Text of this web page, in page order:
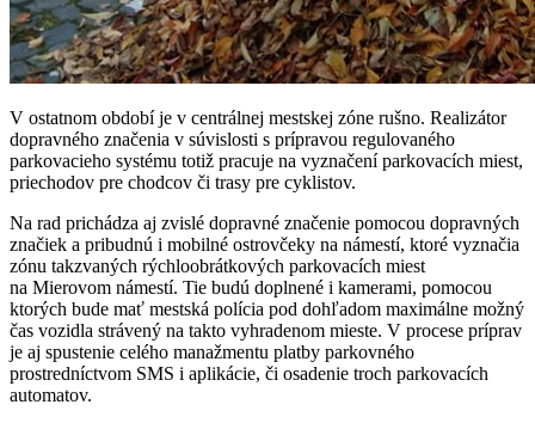
V ostatnom období je v centrálnej mestskej zóne rušno. Realizátor
dopravného značenia v súvislosti s prípravou regulovaného
parkovacieho systému totiž pracuje na vyznačení parkovacích miest,
priechodov pre chodcov či trasy pre cyklistov.
Na rad prichádza aj zvislé dopravné značenie pomocou dopravných
značiek a pribudnú i mobilné ostrovčeky na námestí, ktoré vyznačia
zónu takzvaných rýchloobrátkových parkovacích miest
na Mierovom námestí. Tie budú doplnené i kamerami, pomocou
ktorých bude mať mestská polícia pod dohľadom maximálne možný
čas vozidla strávený na takto vyhradenom mieste. V procese príprav
je aj spustenie celého manažmentu platby parkovného
prostredníctvom SMS i aplikácie, či osadenie troch parkovacích
automatov.